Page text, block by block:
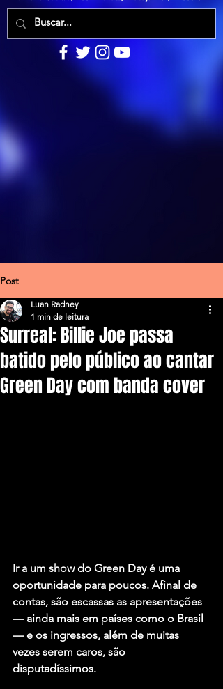
Post
Surreal: Billie Joe passa
batido pelo público ao cantar
Green Day com banda cover
Luan Radney
1 min de leitura
Ir a um show do Green Day é uma
oportunidade para poucos. Afinal de
contas, são escassas as apresentações
— ainda mais em países como o Brasil
— e os ingressos, além de muitas
vezes serem caros, são
disputadíssimos.